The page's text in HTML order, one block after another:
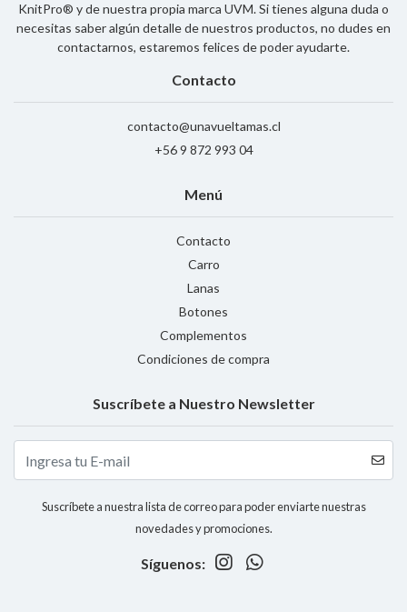
KnitPro® y de nuestra propia marca UVM. Si tienes alguna duda o
necesitas saber algún detalle de nuestros productos, no dudes en
contactarnos, estaremos felices de poder ayudarte.
Contacto
contacto@unavueltamas.cl
+56 9 872 993 04
Menú
Contacto
Carro
Lanas
Botones
Complementos
Condiciones de compra
Suscríbete a Nuestro Newsletter
Suscríbete a nuestra lista de correo para poder enviarte nuestras
novedades y promociones.
Síguenos: